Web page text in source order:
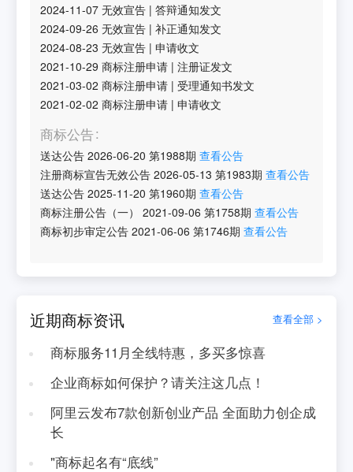
2024-11-07 无效宣告 |答辩通知发文
2024-09-26 无效宣告 |补正通知发文
2024-08-23 无效宣告 |申请收文
2021-10-29 商标注册申请 |注册证发文
2021-03-02 商标注册申请 |受理通知书发文
2021-02-02 商标注册申请 |申请收文
商标公告
送达公告 2026-06-20 第1988期 查看公告
注册商标宣告无效公告 2026-05-13 第1983期 查看公告
送达公告 2025-11-20 第1960期 查看公告
商标注册公告（一）
2021-09-06 第1758期 查看公告
商标初步审定公告 2021-06-06 第1746期 查看公告
近期商标资讯 查看全部 >
商标服务11月全线特惠，多买多惊喜
企业商标如何保护？请关注这几点！
阿里云发布7款创新创业产品 全面助力创企成
长
"商标起名有“底线”